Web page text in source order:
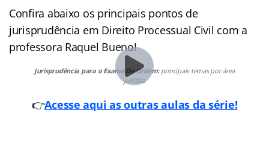
Confira abaixo os principais pontos de
jurisprudência em Direito Processual Civil com a
professora Raquel Bueno!
Jurisprudência para o Exame De Ordem:principais temas por área
jurídica
👉Acesse aqui as outras aulas da série!